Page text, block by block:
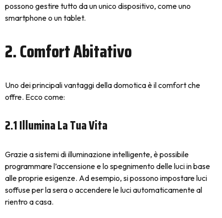
possono gestire tutto da un unico dispositivo, come uno
smartphone o un tablet.
2. Comfort Abitativo
Uno dei principali vantaggi della domotica è il comfort che
offre. Ecco come:
2.1 Illumina La Tua Vita
Grazie a sistemi di illuminazione intelligente, è possibile
programmare l’accensione e lo spegnimento delle luci in base
alle proprie esigenze. Ad esempio, si possono impostare luci
soffuse per la sera o accendere le luci automaticamente al
rientro a casa.